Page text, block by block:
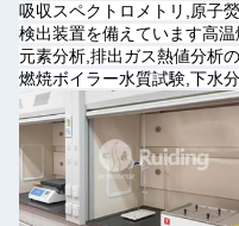
吸収スペクトロメトリ,原子
検出装置を備えています高
元素分析,排出ガス熱値分析
燃焼ボイラー水質試験,下水